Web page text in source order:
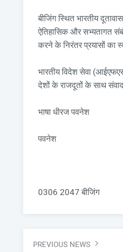
बीजिंग स्थित भारतीय
ऐतिहासिक और सभ्यतागत
करने के निरंतर प्रयासों का
भारतीय विदेश सेवा
देशों के राजदूतों के साथ
भाषा धीरज पवनेश
पवनेश
0306 2047 बीजिंग
PREVIOUS NEWS